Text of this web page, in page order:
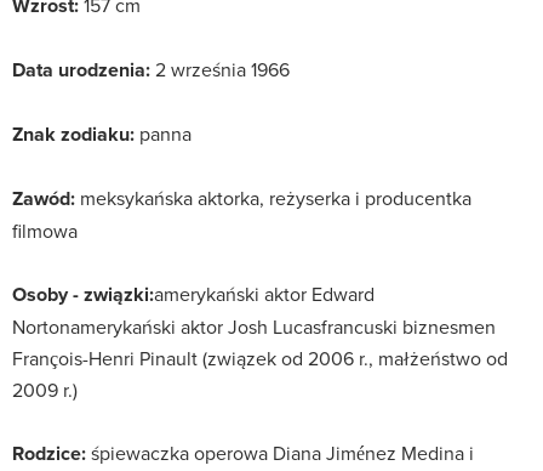
Data urodzenia:2 września 1966
Znak zodiaku: panna
Zawód: meksykańska aktorka, reżyserka i producentka
filmowa
Osoby - związki:amerykański aktor Edward
Nortonamerykański aktor Josh Lucasfrancuski biznesmen
François-Henri Pinault (związek od 2006 r., małżeństwo od
2009 r.)
Rodzice:śpiewaczka operowa Diana Jiménez Medina i